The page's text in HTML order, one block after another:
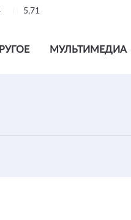
5,71
МУЛЬТИМЕДИА